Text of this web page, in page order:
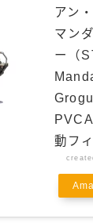
アン
マン
ー（
動フ